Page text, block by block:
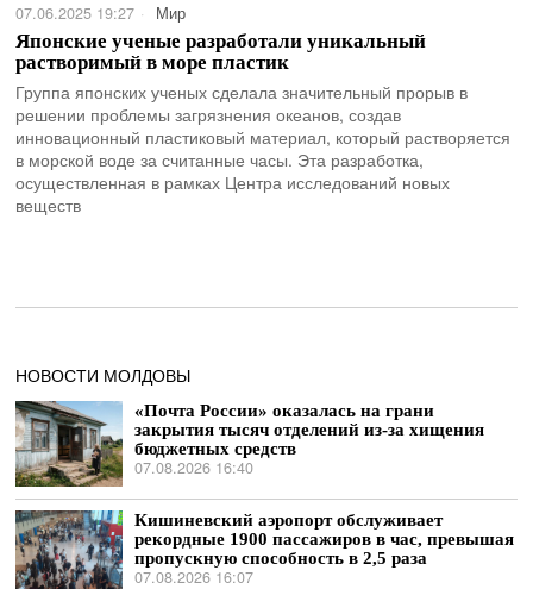
07.06.2025 19:27 Мир
Японские ученые разработали уникальный
растворимый в море пластик
Группа японских ученых сделала значительный прорыв в
решении проблемы загрязнения океанов, создав
инновационный пластиковый материал, который растворяется
в морской воде за считанные часы. Эта разработка,
осуществленная в рамках Центра исследований новых
веществ
НОВОСТИ МОЛДОВЫ
«Почта России» оказалась на грани
закрытия тысяч отделений из-за хищения
бюджетных средств
07.08.2026 16:40
Кишиневский аэропорт обслуживает
рекордные 1900 пассажиров в час, превышая
пропускную способность в 2,5 раза
07.08.2026 16:07